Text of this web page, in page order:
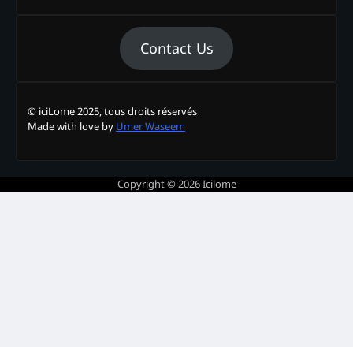
Contact Us
© iciLome 2025, tous droits réservés
Made with love by Umer Waseem
Copyright © 2026Icilome